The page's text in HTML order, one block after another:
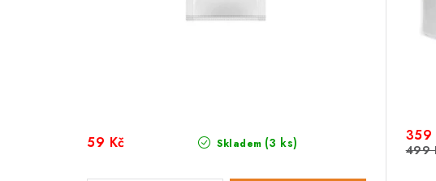
Skladem (3 ks)
59 Kč 359
499